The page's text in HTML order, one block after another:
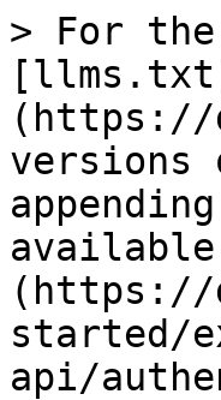
> For the
(https://
versions
available
(https://
started/
api/